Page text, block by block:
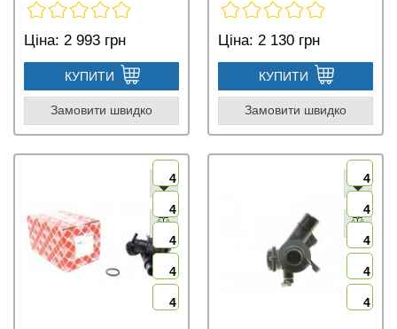
Ціна: 2 993 грн
КУПИТИ
Замовити швидко
Ціна: 2 130 грн
КУПИТИ
Замовити швидко
4
4
4
4
4
4
4
4
4
4